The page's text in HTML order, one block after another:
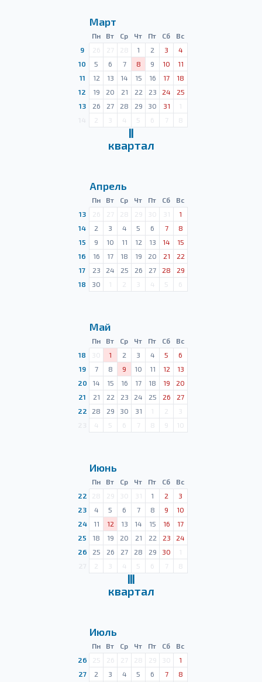
Март
Пн Вт Ср Чт Пт Сб
Вс
9
26 27 28 1 2 3
4
10
5 6 7 8 9 10
11
11
12 13 14 15 16 17
18
12
19 20 21 22 23 24
25
13
26 27 28 29 30 31
1
2 3 4 5 6 7 8
Ⅱ
квартал
Апрель
Пн Вт Ср Чт Пт Сб
Вс
13
26 27 28 29 30 31
1
14
2 3 4 5 6 7
8
15
9 10 11 12 13 14
15
16
16 17 18 19 20 21
22
17
23 24 25 26 27 28
29
18
30 1 2 3 4 5 6
Май
Пн Вт Ср Чт Пт Сб
Вс
18
30 1 2 3 4 5
6
19
7 8 9 10 11 12
13
20
14 15 16 17 18 19
20
21
21 22 23 24 25 26
27
22
28 29 30 31 1 2
3
4 5 6 7 8 9 10
Июнь
Пн Вт Ср Чт Пт Сб
Вс
22
28 29 30 31 1 2
3
23
4 5 6 7 8 9
10
24
11 12 13 14 15 16
17
25
18 19 20 21 22 23
24
26
25 26 27 28 29 30
1
2 3 4 5 6 7 8
Ⅲ
квартал
Июль
Пн Вт Ср Чт Пт Сб
Вс
26
25 26 27 28 29 30
1
27
2 3 4 5 6 7
8